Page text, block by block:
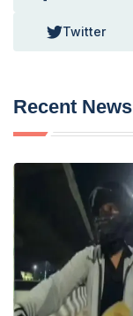
Twitter
Recent News